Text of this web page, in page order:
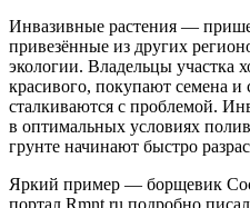
Инвазивные растения —
привезённые из других
экологии. Владельцы участка
красивого, покупают семена
сталкиваются с проблемой.
в оптимальных условиях
грунте начинают быстро
Яркий пример — борщевик
портал Rmnt.ru подробно